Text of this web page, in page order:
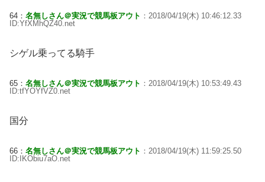
64： 名無しさん＠実況で競馬板アウト ：2018/04/19(木) 10:46:12.33
ID:YfXMhQZ40.net
シゲル乗ってる騎手
65： 名無しさん＠実況で競馬板アウト ：2018/04/19(木) 10:53:49.43
ID:tfYOYfVZ0.net
国分
66： 名無しさん＠実況で競馬板アウト ：2018/04/19(木) 11:59:25.50
ID:IKObiu7aO.net